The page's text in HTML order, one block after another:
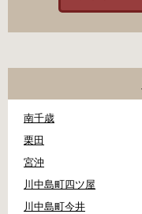
南千歳
栗田
宮沖
川中島町四ツ屋
川中島町今井